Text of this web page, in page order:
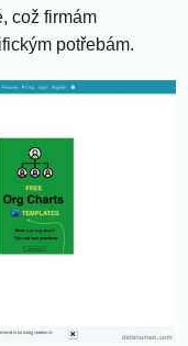
což firmám
potřebám.